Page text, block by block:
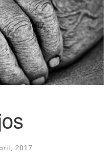
2017